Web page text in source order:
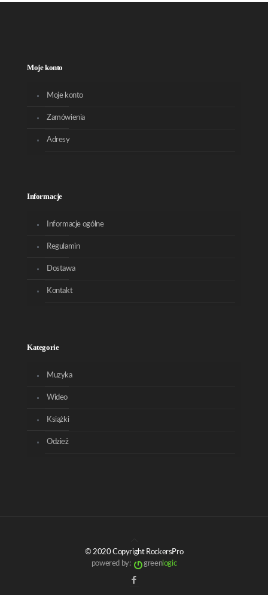
Moje konto
Moje konto
Zamówienia
Adresy
Informacje
Informacje ogólne
Regulamin
Dostawa
Kontakt
Kategorie
Muzyka
Wideo
Książki
Odzież
© 2020 Copyright RockersPro
powered by:
greenlogic